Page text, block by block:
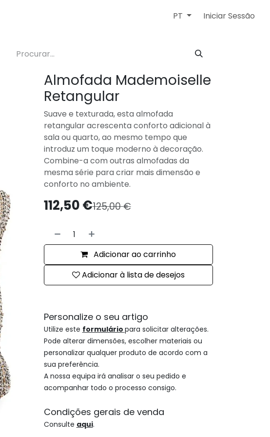
PT Iniciar Sessão
Almofada Mademoiselle
Retangular
Suave e texturada, esta almofada
retangular acrescenta conforto adicional à
sala ou quarto, ao mesmo tempo que
introduz um toque moderno à decoração.
Combine-a com outras almofadas da
mesma série para criar mais dimensão e
conforto no ambiente.
112,50€125,00€
Adicionar ao carrinho
Adicionar à lista de desejos
Personalize o seu artigo
Utilize este formulário para solicitar alterações.
Pode alterar dimensões, escolher materiais ou
personalizar qualquer produto de acordo com a
sua preferência.
A nossa equipa irá analisar o seu pedido e
acompanhar todo o processo consigo.
Condições gerais de venda
Consulte aqui.